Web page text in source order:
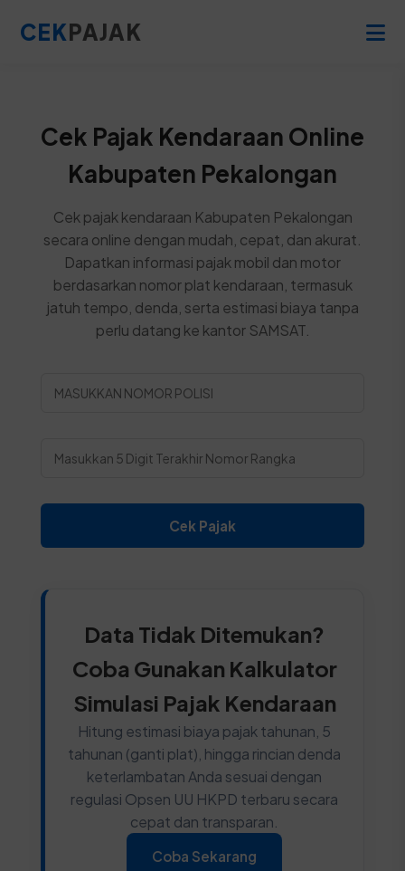
CEKPAJAK
Cek Pajak Kendaraan Online
Kabupaten Pekalongan
Cek pajak kendaraan Kabupaten Pekalongan
secara online dengan mudah, cepat, dan akurat.
Dapatkan informasi pajak mobil dan motor
berdasarkan nomor plat kendaraan, termasuk
jatuh tempo, denda, serta estimasi biaya tanpa
perlu datang ke kantor SAMSAT.
Cek Pajak
Data Tidak Ditemukan?
Coba Gunakan Kalkulator
Simulasi Pajak Kendaraan
Hitung estimasi biaya pajak tahunan, 5
tahunan (ganti plat), hingga rincian denda
keterlambatan Anda sesuai dengan
regulasi Opsen UU HKPD terbaru secara
cepat dan transparan.
Coba Sekarang